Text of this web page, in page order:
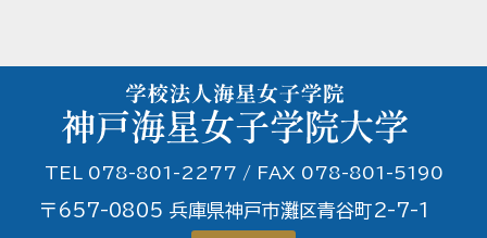
TEL 078-801-2277 / FAX 078-801-5190
〒657-0805 兵庫県神戸市灘区青谷町2-7-1